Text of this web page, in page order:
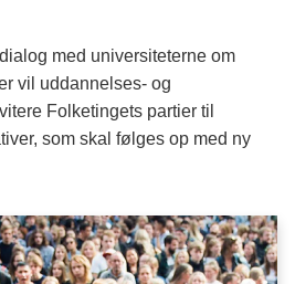
med universiteterne om
vil uddannelses- og
Folketingets partier til
som skal følges op med ny